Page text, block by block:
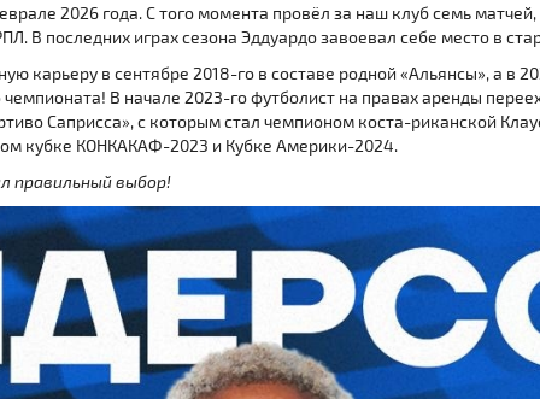
2026 года. С того момента провёл за наш клуб семь
В последних играх сезона Эддуардо завоевал себе место в
карьеру в сентябре 2018-го в составе родной «Альянсы», а в
В начале 2023-го футболист на правах аренды
Саприсса», с которым стал чемпионом коста-риканской
кубке КОНКАКАФ-2023 и Кубке Америки-2024.
правильный выбор!